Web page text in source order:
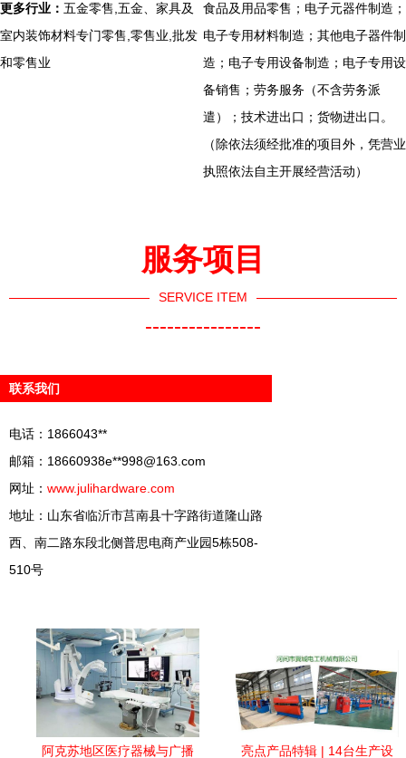
更多行业： 五金零售,五金、家具及
室内装饰材料专门零售,零售业,批发
和零售业
食品及用品零售；电子元器件制造；
电子专用材料制造；其他电子器件制
造；电子专用设备制造；电子专用设
备销售；劳务服务（不含劳务派
遣）；技术进出口；货物进出口。
（除依法须经批准的项目外，凭营业
执照依法自主开展经营活动）
服务项目
SERVICE ITEM
----------------
联系我们
电话：1866043**
邮箱：18660938e**998@163.com
网址： www.julihardware.com
地址：山东省临沂市莒南县十字路街道隆山路
西、南二路东段北侧普思电商产业园5栋508-
510号
阿克苏地区医疗器械与广播 亮点产品特辑 | 14台生产设